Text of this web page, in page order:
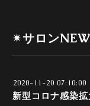
✴サロン
2020-11-20 07:10:00
新型コロナ感染